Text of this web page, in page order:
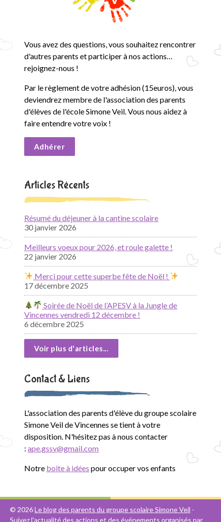
Vous avez des questions, vous souhaitez rencontrer
d'autres parents et participer à nos actions…
rejoignez-nous !
Par le règlement de votre adhésion (15euros), vous
deviendrez membre de l'association des parents
d'élèves de l'école Simone Veil. Vous nous aidez à
faire entendre votre voix !
Adhérer
Articles Récents
Résumé du déjeuner à la cantine scolaire
30 janvier 2026
Meilleurs voeux pour 2026, et roule galette !
22 janvier 2026
Merci pour cette superbe fête de Noël !
17 décembre 2025
Soirée de Noël de l’APESV à la Jungle de
Vincennes vendredi 12 décembre !
6 décembre 2025
Voir plus d'articles...
Contact & Liens
L'association des parents d'élève du groupe scolaire
Simone Veil de Vincennes se tient à votre
disposition. N'hésitez pas à nous contacter
: ape.gssv@gmail.com
Notre boite à idées pour occuper vos enfants
© 2026Le blog des parents du groupe scolaire Simone Veil -
Suivez l'actualité des actions et des événements organisés par